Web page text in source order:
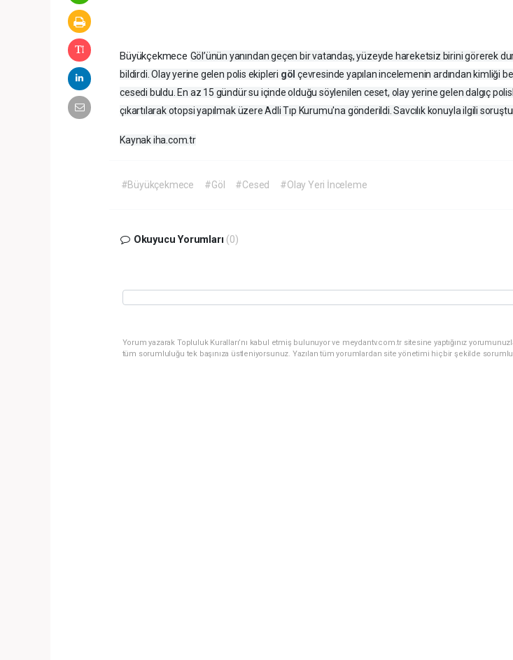
Büyükçekmece Göl’ünün yanından geçen bir vatandaş, yüzeyde hareketsiz birini görerek
bildirdi. Olay yerine gelen polis ekipleri gölçevresinde yapılan incelemenin ardından kimliği
cesedi buldu. En az 15 gündür su içinde olduğu söylenilen ceset, olay yerine gelen dalgıç
çıkartılarak otopsi yapılmak üzere Adli Tıp Kurumu'na gönderildi. Savcılık konuyla ilgili
Kaynak iha.com.tr
#Büyükçekmece #Göl #Cesed #Olay Yeri İnceleme
Okuyucu Yorumları (0)
Yorum yazarak Topluluk Kuralları’nı kabul etmiş bulunuyor ve meydantv.com.tr sitesine yaptığınız
tüm sorumluluğu tek başınıza üstleniyorsunuz. Yazılan tüm yorumlardan site yönetimi hiçbir şekilde